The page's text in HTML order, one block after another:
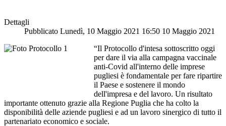
Dettagli
Pubblicato Lunedì, 10 Maggio 2021 16:50 10 Maggio 2021
“Il Protocollo d'intesa sottoscritto oggi
per dare il via alla campagna vaccinale
anti-Covid all'interno delle imprese
pugliesi è fondamentale per fare ripartire
il Paese e sostenere il mondo
dell'impresa e del lavoro. Un risultato
importante ottenuto grazie alla Regione Puglia che ha colto la
disponibilità delle aziende pugliesi e ad un lavoro sinergico di tutto il
partenariato economico e sociale.